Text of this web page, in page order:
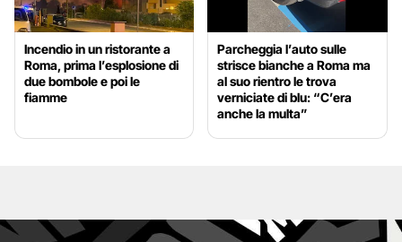
Incendio in un ristorante a
Roma, prima l’esplosione di
due bombole e poi le
fiamme
Parcheggia l’auto sulle
strisce bianche a Roma ma
al suo rientro le trova
verniciate di blu: “C’era
anche la multa”